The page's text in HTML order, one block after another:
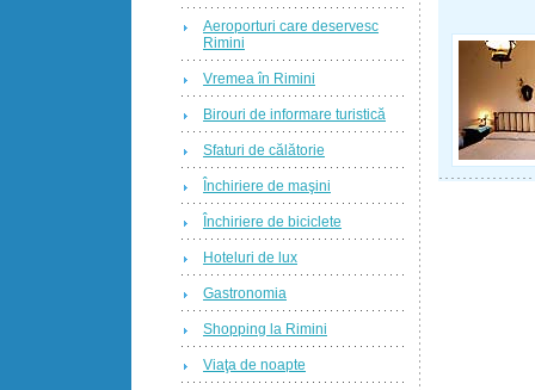
Aeroporturi care deservesc
Rimini
Vremea în Rimini
Birouri de informare turistică
Sfaturi de călătorie
Închiriere de maşini
Închiriere de biciclete
Hoteluri de lux
Gastronomia
Shopping la Rimini
Viaţa de noapte